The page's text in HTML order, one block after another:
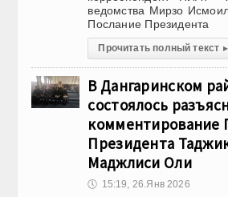
ведомства Мирзо
Послание Президента
Прочитать полный текст ▸
В Дангаринском
состоялось
комментирование
Президента
Маджлиси Оли
🕔 15:19, 26.Янв 2026